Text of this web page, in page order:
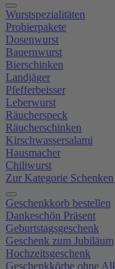
Wurstspezialitäten
Probierpakete
Dosenwurst
Bauernwurst
Bierschinken
Landjäger
Pfefferbeisser
Leberwurst
Räucherspeck
Räucherschinken
Kirschwassersalami
Hausmacher
Chiliwurst
Zur Kategorie
Geschenkkorb bestellen
Dankeschön Präsent
Geburtstagsgeschenk
Geschenk zum Jubiläum
Hochzeitsgeschenk
Geschenkkörbe ohne